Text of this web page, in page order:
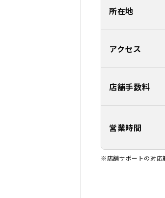
所在地
アクセス
店舗手数料
営業時間
※店舗サポートの対応